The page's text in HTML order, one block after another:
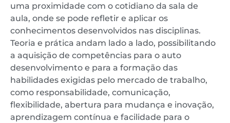
uma proximidade com o cotidiano da sala de
aula, onde se pode refletir e aplicar os
conhecimentos desenvolvidos nas disciplinas.
Teoria e prática andam lado a lado, possibilitando
a aquisição de competências para o auto
desenvolvimento e para a formação das
habilidades exigidas pelo mercado de trabalho,
como responsabilidade, comunicação,
flexibilidade, abertura para mudança e inovação,
aprendizagem contínua e facilidade para o